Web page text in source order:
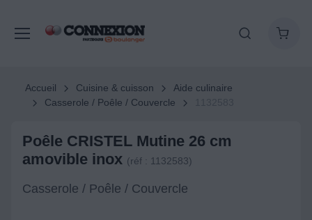
Accueil Cuisine & cuisson
Aide culinaire
Casserole / Poêle / Couvercle
Poêle CRISTEL Mutine 26 cm
amovible inox (réf : 1132583)
Casserole / Poêle / Couvercle